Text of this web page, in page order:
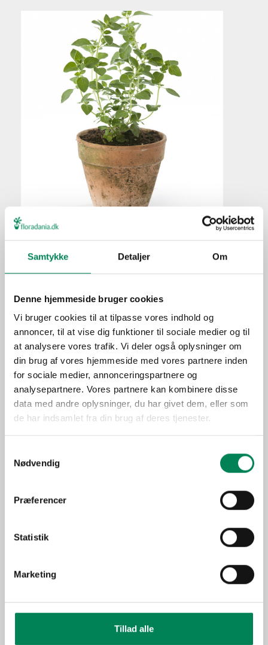
Samtykke Detaljer Om
Denne hjemmeside bruger cookies
Vi bruger cookies til at tilpasse vores indhold og
annoncer, til at vise dig funktioner til sociale medier og til
at analysere vores trafik. Vi deler også oplysninger om
din brug af vores hjemmeside med vores partnere inden
for sociale medier, annonceringspartnere og
analysepartnere. Vores partnere kan kombinere disse
data med andre oplysninger, du har givet dem, eller som
de har indsamlet fra din brug af deres tjenester.
Nødvendig
Præferencer
Statistik
Marketing
Tillad alle
Almindelig merian
Plantefakta
Familie
Lamiaceae
Populærnavn
Almindelig merian
Vanding
Hold pottejorden jævnt
fugtig.
Gødning
Ca. hver fjerde vanding i
vækstperioden.
Placering
Ude/inde
Lysbehov
Trives bedst i direkte sol.
Oprindelse
Nordamerika
Billeder